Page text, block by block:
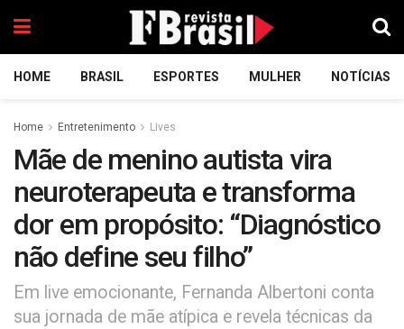
HOME BRASIL ESPORTES MULHER NOTÍCIAS
Home Entretenimento Lives
Mãe de menino autista vira
neuroterapeuta e transforma
dor em propósito: “Diagnóstico
não define seu filho”
Em live emocionante, Fernanda Albertoni conta
sua jornada de mãe atípica e revela técnicas da